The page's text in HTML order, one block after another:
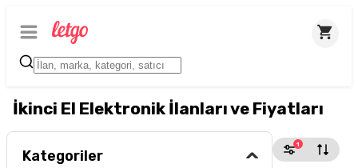
İkinci El Elektronik İlanları ve Fiyatları
Kategoriler
1